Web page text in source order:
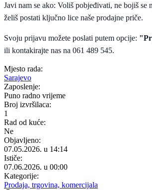
Javi nam se ako: Voliš pobjeđivati, ne bojiš se
želiš postati ključno lice naše prodajne priče.
Svoju prijavu možete poslati putem opcije:
ili kontakirajte nas na 061 489 545.
Mjesto rada:
Sarajevo
Zaposlenje:
Puno radno vrijeme
Broj izvršilaca:
1
Rad od kuće:
Ne
Objavljeno:
07.05.2026. u 14:14
Ističe:
07.06.2026. u 00:00
Kategorije:
Prodaja, trgovina, komercijala